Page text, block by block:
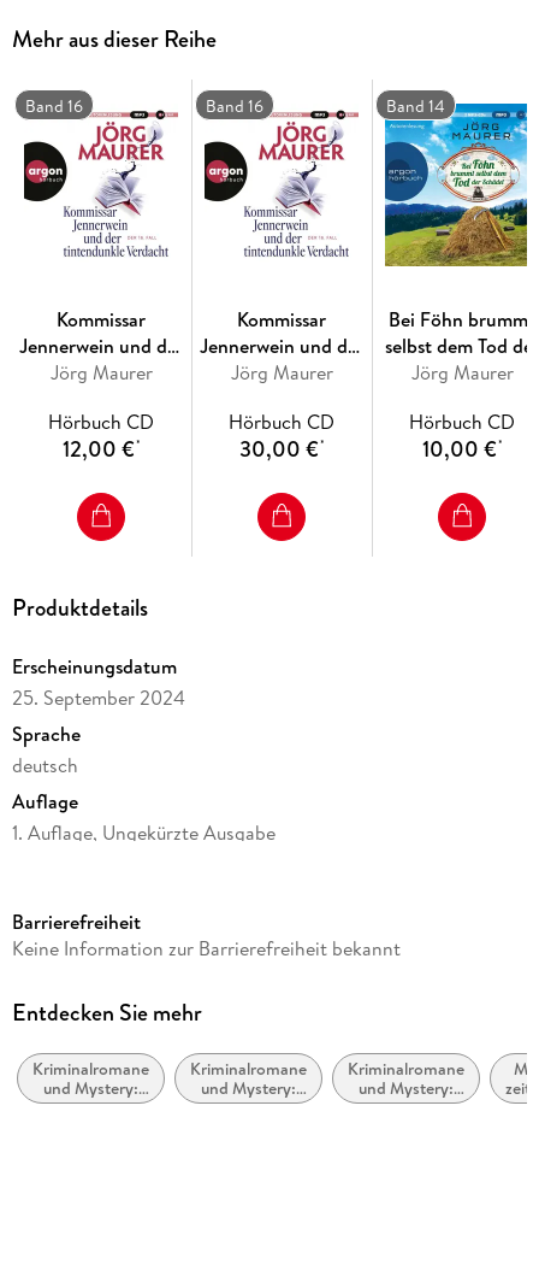
entlarvt er nebenbei Betrüger und kratzt verdächtige
bekommt er auch noch ein unwiderstehliches Angebot von
einem undurchsichtigen Mitarbeiter eines auf künstliche
Intelligenz spezialisierten Großkonzerns: Jennerwein soll
helfen, einen spurlos verschwundenen Manager zu finden -
eine Suche, auf der er in den vollautomatisierten Werkhallen
des Konzerns in einen Hexenkessel aus Bosheit, Verrat und
Eifersucht gerät. Obendrein ist ihm weiterhin der
Gewehrläufe gespannt - es ist mehr als unwahrscheinlich,
dass Jennerwein mit heiler Haut davonkommt.
Der fünfzehnte Fall für Kommissar Jennerwein - abgründig
Lesung. Ungekürzte Ausgabe
Mehr aus dieser Reihe
Band 16
Kommissar
Jennerwein und der
tintendunkle
Jörg Maurer
Hörbuch CD
12,00 €*
Band 16
Kommissar
Jennerwein und der
tintendunkle
Jörg Maurer
Hörbuch CD
30,00 €*
Band 14
Bei Föhn brummt
selbst dem Tod der
Schädel
Jörg Maurer
Hörbuch CD
10,00 €*
Produktdetails
Erscheinungsdatum
25. September 2024
Sprache
deutsch
Auflage
1. Auflage, Ungekürzte Ausgabe
Laufzeit
Reihe
Autor/Autorin
Jörg Maurer
Barrierefreiheit
Keine Information zur Barrierefreiheit bekannt
Entdecken Sie mehr
Kriminalromane
und Mystery:
Cosy Mystery
Kriminalromane
und Mystery:
Humor
Kriminalromane
und Mystery:
Polizeiarbeit &